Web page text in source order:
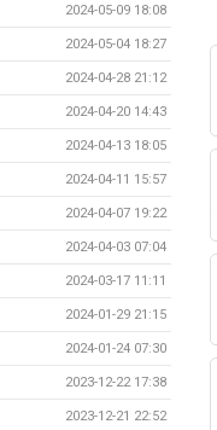
2024-05-09 18:08
2024-05-04 18:27
2024-04-28 21:12
2024-04-20 14:43
2024-04-13 18:05
2024-04-11 15:57
2024-04-07 19:22
2024-04-03 07:04
2024-03-17 11:11
2024-01-29 21:15
2024-01-24 07:30
2023-12-22 17:38
2023-12-21 22:52